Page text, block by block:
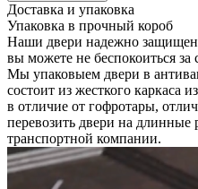
Доставка и упаковка
Упаковка в прочный короб
Наши двери надежно
вы можете не беспокоиться
Мы упаковыем двери в
состоит из жесткого каркаса
в отличие от гофротары,
перевозить двери на
транспортной компании.